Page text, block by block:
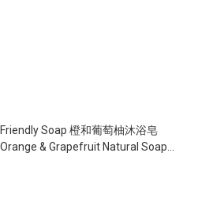
Friendly Soap 橙和葡萄柚沐浴皂
Orange & Grapefruit Natural Soap